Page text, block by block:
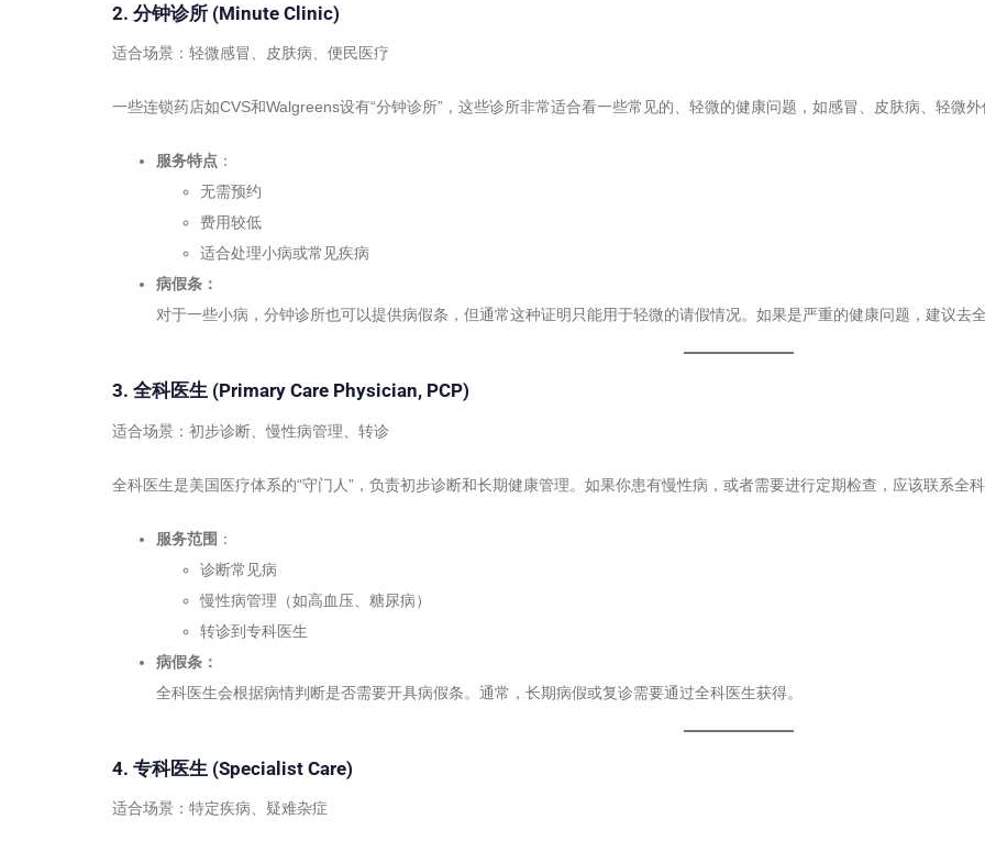
2. 分钟诊所 (Minute Clinic)
适合场景：轻微感冒、皮肤病、便民医疗
一些连锁药店如CVS和Walgreens设有“分钟诊所”，这些诊所非常适合看一些常见的、轻微的健康问题，如感冒、皮肤病、轻微
服务特点 ：
无需预约
费用较低
适合处理小病或常见疾病
病假条：
对于一些小病，分钟诊所也可以提供病假条，但通常这种证明只能用于轻微的请假情况。如果是严重的健康问题，建议去
3. 全科医生 (Primary Care Physician, PCP)
适合场景：初步诊断、慢性病管理、转诊
全科医生是美国医疗体系的“守门人”，负责初步诊断和长期健康管理。如果你患有慢性病，或者需要进行定期检查，应该联系全科
服务范围 ：
诊断常见病
慢性病管理（如高血压、糖尿病）
转诊到专科医生
病假条：
全科医生会根据病情判断是否需要开具病假条。通常，长期病假或复诊需要通过全科医生获得。
4. 专科医生 (Specialist Care)
适合场景：特定疾病、疑难杂症